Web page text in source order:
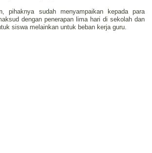
pihaknya sudah menyampaikan kepada para
dengan penerapan lima hari di sekolah dan
siswa melainkan untuk beban kerja guru.